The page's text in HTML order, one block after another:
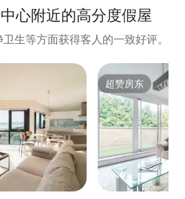
心附近的高分度假屋
生等方面获得客人的一致好评。
超赞房东
超赞房东